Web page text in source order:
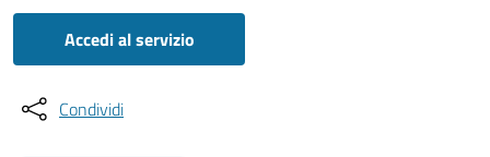
Accedi al servizio
Condividi